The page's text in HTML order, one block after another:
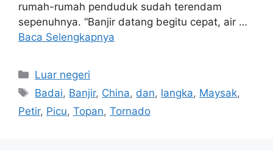
rumah-rumah penduduk sudah terendam
sepenuhnya. “Banjir datang begitu cepat, air …
Baca Selengkapnya
Kategori
Luar negeri
Tag
Badai, Banjir, China, dan, langka, Maysak,
Petir, Picu, Topan, Tornado